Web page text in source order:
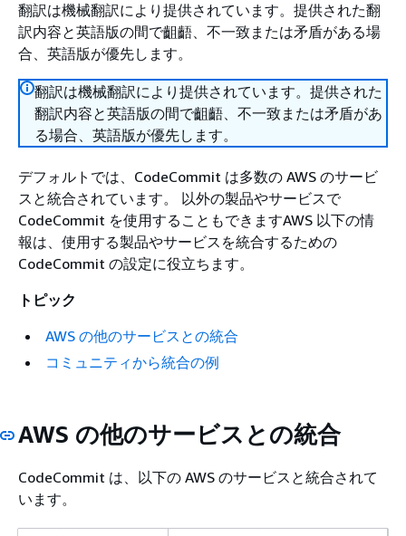
翻訳は機械翻訳により提供されています。提供された翻
訳内容と英語版の間で齟齬、不一致または矛盾がある場
合、英語版が優先します。
翻訳は機械翻訳により提供されています。提供された
翻訳内容と英語版の間で齟齬、不一致または矛盾があ
る場合、英語版が優先します。
デフォルトでは、CodeCommit は多数の AWS のサービ
スと統合されています。 以外の製品やサービスで
CodeCommit を使用することもできますAWS 以下の情
報は、使用する製品やサービスを統合するための
CodeCommit の設定に役立ちます。
トピック
AWS の他のサービスとの統合
コミュニティから統合の例
AWS の他のサービスとの統合
CodeCommit は、以下の AWS のサービスと統合されて
います。